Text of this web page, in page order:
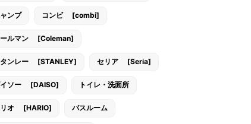
ンプ コンビ [combi]
ールマン [Coleman]
タンレー [STANLEY] セリア [Seria]
イソー [DAISO] トイレ・洗面所
オ [HARIO] バスルーム